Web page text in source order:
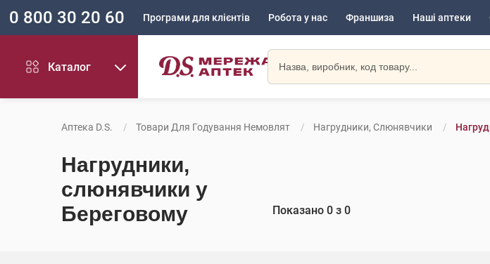
0 800 30 20 60 Програми для клієнтів Робота у нас Франшиза Наші аптеки
Каталог
Аптека D.S. Товари Для Годування Немовлят Нагрудники, Слюнявчики
Нагрудники,
слюнявчики у
Береговому
Показано 0 з 0